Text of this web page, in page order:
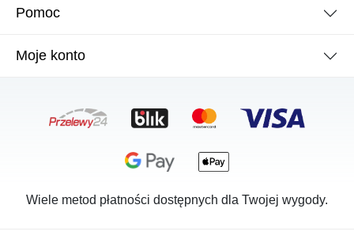
Pomoc
Moje konto
Wiele metod płatności dostępnych dla Twojej wygody.